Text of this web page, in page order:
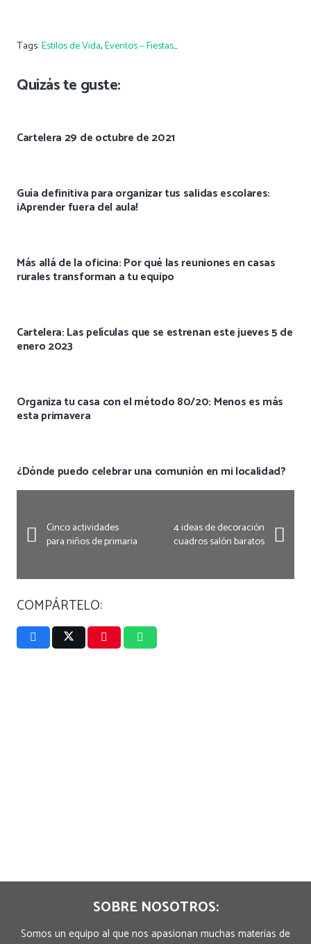
Tags:Estilos de Vida,Eventos – Fiestas_
Quizás te guste:
Cartelera 29 de octubre de 2021
Guía definitiva para organizar tus salidas escolares:
¡Aprender fuera del aula!
Más allá de la oficina: Por qué las reuniones en casas
rurales transforman a tu equipo
Cartelera: Las películas que se estrenan este jueves 5 de
enero 2023
Organiza tu casa con el método 80/20: Menos es más
esta primavera
¿Dónde puedo celebrar una comunión en mi localidad?
Cinco actividades
para niños de primaria
4 ideas de decoración
cuadros salón baratos
COMPÁRTELO:
SOBRE NOSOTROS:
Somos un equipo al que nos apasionan muchas materias de